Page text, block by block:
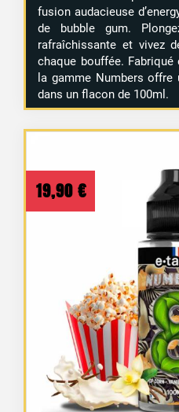
fusion audacieuse
de bubble gum.
rafraîchissante et vivez
chaque bouffée. Fabriqué
la gamme Numbers offre
dans un flacon de 100ml.
19,90 €